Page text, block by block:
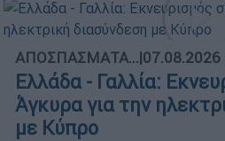
ΑΠΟΣΠΑΣΜΑΤΑ...|07.08.2026
Ελλάδα - Γαλλία:
Άγκυρα για την
με Κύπρο